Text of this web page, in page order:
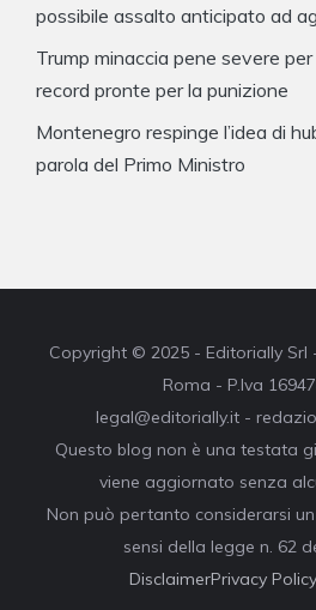
possibile assalto anticipato ad
Trump minaccia pene severe
record pronte per la punizione
Montenegro respinge l’idea di
parola del Primo Ministro
Copyright © 2025 - Editorially Srl
Roma - P.Iva
legal@editorially.it -
Questo blog non è una testata
viene aggiornato senza
Non può pertanto considerarsi
sensi della legge n. 62
DisclaimerPrivacy Policy